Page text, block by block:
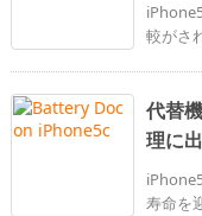
較がさ
代替
理に
寿命を